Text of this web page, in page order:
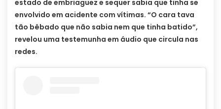
estado de embriaguez e sequer sabia que tinha se
envolvido em acidente com vítimas. “O cara tava
tão bêbado que não sabia nem que tinha batido”,
revelou uma testemunha em áudio que circula nas
redes.